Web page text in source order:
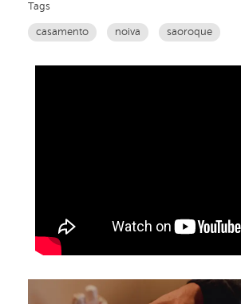
Tags
casamento noiva saoroque